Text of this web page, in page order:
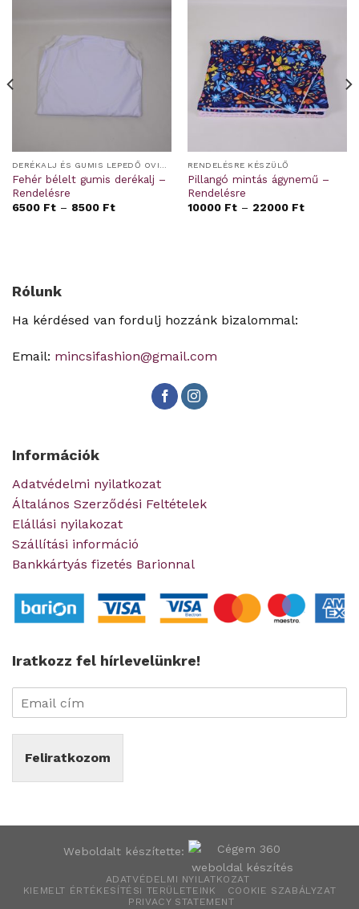
Fehér bélelt gumis derékalj –
Rendelésre
6500 Ft– 8500 Ft
RENDELÉSRE KÉSZÜLŐ
Pillangó mintás ágynemű –
Rendelésre
10000 Ft– 22000 Ft
Rólunk
Ha kérdésed van fordulj hozzánk bizalommal:
Email: mincsifashion@gmail.com
Információk
Adatvédelmi nyilatkozat
Általános Szerződési Feltételek
Elállási nyilakozat
Szállítási információ
Bankkártyás fizetés Barionnal
Iratkozz fel hírlevelünkre!
Feliratkozom
Weboldalt készítette:
ADATVÉDELMI NYILATKOZAT
KIEMELT ÉRTÉKESÍTÉSI TERÜLETEINK
COOKIE SZABÁLYZAT
PRIVACY STATEMENT